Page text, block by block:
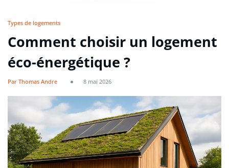
Types de logements
Comment choisir un logement
éco-énergétique ?
Par Thomas Andre 8 mai 2026